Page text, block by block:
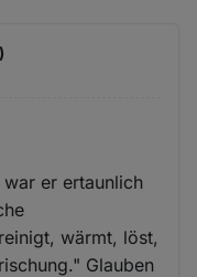
er ertaunlich
wärmt, löst,
Glauben